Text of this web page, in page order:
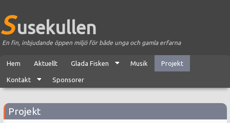
S usekullen
En fin, inbjudande öppen miljö för både unga och gamla erfarna
Hem Aktuellt Glada Fisken Musik Projekt
Kontakt Sponsorer
Projekt